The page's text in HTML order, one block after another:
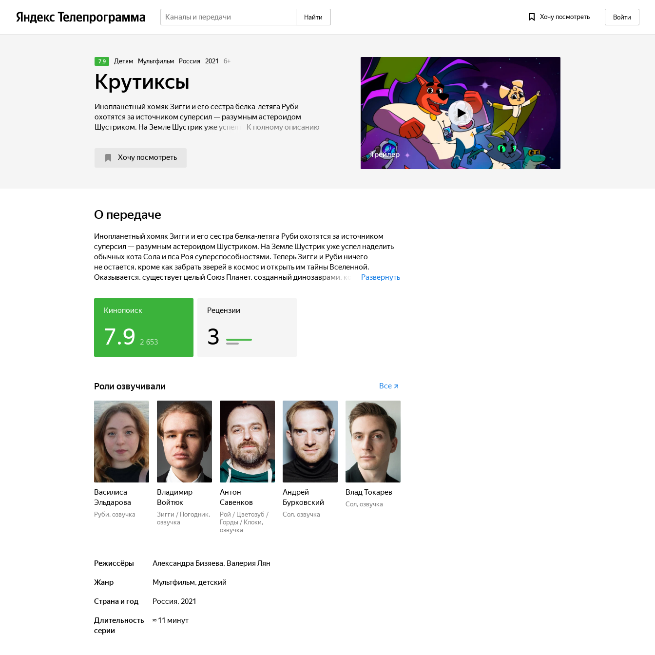
Найти Хочу посмотреть Войти
Трейлер
7.9 Детям Мультфильм Россия 2021 6+
Крутиксы
Инопланетный хомяк Зигги и его сестра белка-летяга Руби
охотятся за источником суперсил — разумным астероидом
Шустриком. На Земле Шустрик уже успел наделить обычных
и открыть им тайны Вселенной. Оказывается, существует целый
Назвавшись «Крутиксами», великолепная четвёрка отныне
готова к любым супергеройским миссиям, будь то помощь
с таинственной злодейкой Железной Гарпией.
К полному описанию
Хочу посмотреть
О передаче
Инопланетный хомяк Зигги и его сестра белка-летяга Руби охотятся за источником
суперсил — разумным астероидом Шустриком. На Земле Шустрик уже успел наделить
обычных кота Сола и пса Роя суперспособностями. Теперь Зигги и Руби ничего
не остается, кроме как забрать зверей в космос и открыть им тайны Вселенной.
Оказывается, существует целый Союз Планет, созданный динозаврами, которые
Шикайзер принимает Сола и Роя в кадеты, а Зигги и Руби назначает ответственными
за земных животных. Назвавшись «Крутиксами», великолепная четвёрка отныне готова
Шустрика или сражения с таинственной злодейкой Железной Гарпией.
Развернуть
Кинопоиск
7.9 2 653
Рецензии
3
Роли озвучивали Все
Василиса
Эльдарова
Руби, озвучка
Владимир
Войтюк
Зигги / Погодник,
озвучка
Антон
Савенков
Рой / Цветозуб /
Горды / Клоки,
озвучка
Андрей
Бурковский
Сол, озвучка
Влад Токарев
Сол, озвучка
Режиссёры Александра Бизяева, Валерия Лян
Жанр мультфильм, детский
Страна и год Россия, 2021
Длительность
серии
≈ 11 минут